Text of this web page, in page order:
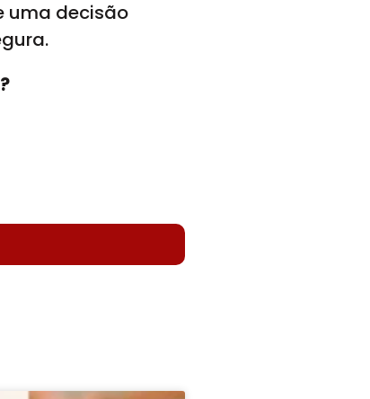
uma decisão